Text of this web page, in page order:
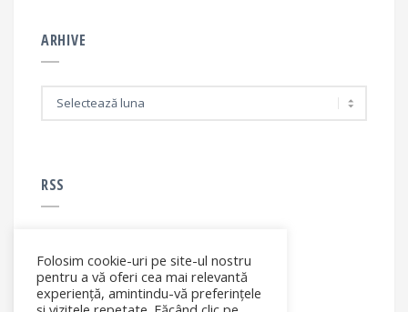
ARHIVE
RSS
RSS - articole
Folosim cookie-uri pe site-ul nostru
pentru a vă oferi cea mai relevantă
experiență, amintindu-vă preferințele